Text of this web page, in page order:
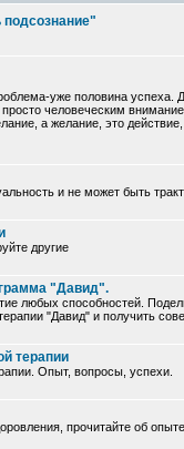
уже половина успеха.
человеческим
а желание, это
и не может быть
другие
"Давид".
любых способностей.
"Давид" и получить
терапии
Опыт, вопросы, успехи.
прочитайте об